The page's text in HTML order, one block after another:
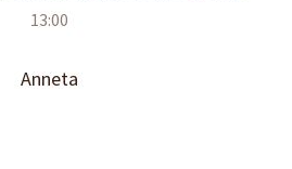
13:00
Anneta